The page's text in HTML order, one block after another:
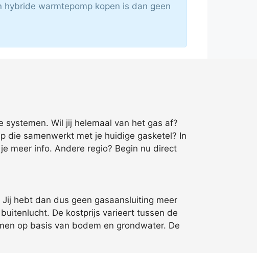
warmtepomp kopen is dan geen
Wil jij helemaal van het gas af?
die samenwerkt met je huidige gasketel? In
meer info. Andere regio? Begin nu direct
hebt dan dus geen gasaansluiting meer
De kostprijs varieert tussen de
op basis van bodem en grondwater. De